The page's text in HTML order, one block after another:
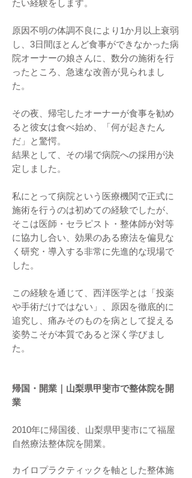
たい経験をします。
原因不明の体調不良により1か月以上衰弱
し、3日間ほとんど食事ができなかった病
院オーナーの娘さんに、数分の施術を行
ったところ、急速な改善が見られまし
た。
その夜、帰宅したオーナーが食事を勧め
ると彼女は食べ始め、「何が起きたん
だ」と驚愕。
結果として、その場で病院への採用が決
定しました。
私にとって病院という医療機関で正式に
施術を行うのは初めての経験でしたが、
そこは医師・セラピスト・整体師が対等
に協力し合い、効果のある療法を偏見な
く研究・導入する非常に先進的な現場で
した。
この経験を通じて、西洋医学とは「投薬
や手術だけではない」、原因を徹底的に
追究し、痛みそのものを病として捉える
姿勢こそが本質であると深く学びまし
た。
帰国・開業｜山梨県甲斐市で整体院を開
業
2010年に帰国後、山梨県甲斐市にて福屋
自然療法整体院を開業。
カイロプラクティックを軸とした整体施